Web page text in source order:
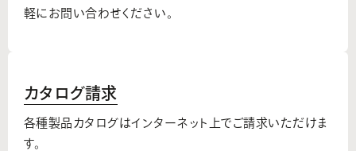
軽にお問い合わせください。
カタログ請求
各種製品カタログはインターネット上でご請求いただけま
す。